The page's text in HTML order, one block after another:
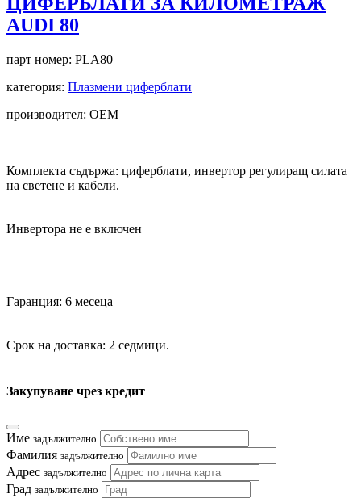
AUDI 80
парт номер: PLA80
категория: Плазмени циферблати
производител: OEM
Комплекта съдържа: циферблати, инвертор регулиращ силата
на светене и кабели.
Инвертора не е включен
Гаранция: 6 месеца
Срок на доставка: 2 седмици.
Закупуване чрез кредит
Име задължително
Фамилия задължително
Адрес задължително
Град задължително